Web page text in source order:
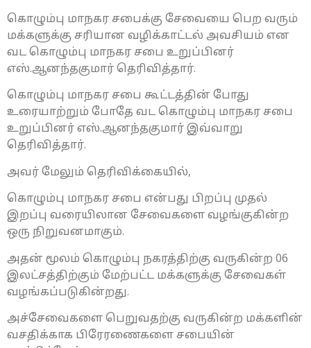
கொழும்பு மாநகர சபைக்கு சேவையை பெற வரும்
மக்களுக்கு சரியான வழிக்காட்டல் அவசியம் என
வட கொழும்பு மாநகர சபை உறுப்பினர்
எஸ்.ஆனந்தகுமார் தெரிவித்தார்.
கொழும்பு மாநகர சபை கூட்டத்தின் போது
உரையாற்றும் போதே வட கொழும்பு மாநகர சபை
உறுப்பினர் எஸ்.ஆனந்தகுமார் இவ்வாறு
தெரிவித்தார்.
அவர் மேலும் தெரிவிக்கையில்,
கொழும்பு மாநகர சபை என்பது பிறப்பு முதல்
இறப்பு வரையிலான சேவைகளை வழங்குகின்ற
ஒரு நிறுவனமாகும்.
அதன் மூலம் கொழும்பு நகரத்திற்கு வருகின்ற 06
இலட்சத்திற்கும் மேற்பட்ட மக்களுக்கு சேவைகள்
வழங்கப்படுகின்றது.
அச்சேவைகளை பெறுவதற்கு வருகின்ற மக்களின்
வசதிக்காக பிரேரணைகளை சபையின்